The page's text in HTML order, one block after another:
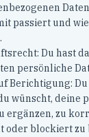
passiert und
Du hast
persönliche
Berichtigung:
wünscht, deine
ergänzen, zu
oder blockiert zu